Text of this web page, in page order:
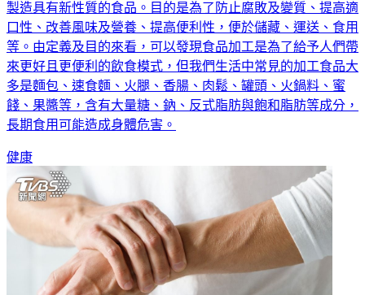
口性、改善風味及營養、提高便利性，便於儲藏、運送、食用
等。由定義及目的來看，可以發現食品加工是為了給予人們帶
來更好且更便利的飲食模式，但我們生活中常見的加工食品大
多是麵包、速食麵、火腿、香腸、肉鬆、罐頭、火鍋料、蜜
餞、果醬等，含有大量糖、鈉、反式脂肪與飽和脂肪等成分，
長期食用可能造成身體危害。